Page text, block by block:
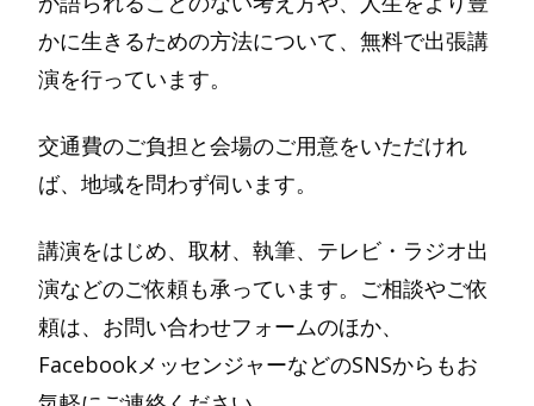
かに生きるための方法について、無料で出張講
演を行っています。
交通費のご負担と会場のご用意をいただけれ
ば、地域を問わず伺います。
講演をはじめ、取材、執筆、テレビ・ラジオ出
演などのご依頼も承っています。ご相談やご依
頼は、お問い合わせフォームのほか、
FacebookメッセンジャーなどのSNSからもお